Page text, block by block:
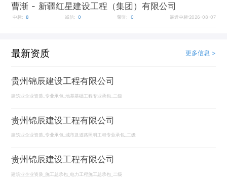
曹渐 - 新疆红星建设工程（集团）有限公司
中标: 8 诚信: 0 荣誉: 0 最近中标:2026-08-07
最新资质 更多信息 >
贵州锦辰建设工程有限公司
建筑业企业资质_专业承包_地基基础工程专业承包_二级
贵州锦辰建设工程有限公司
建筑业企业资质_专业承包_城市及道路照明工程专业承包_二级
贵州锦辰建设工程有限公司
建筑业企业资质_施工总承包_电力工程施工总承包_二级